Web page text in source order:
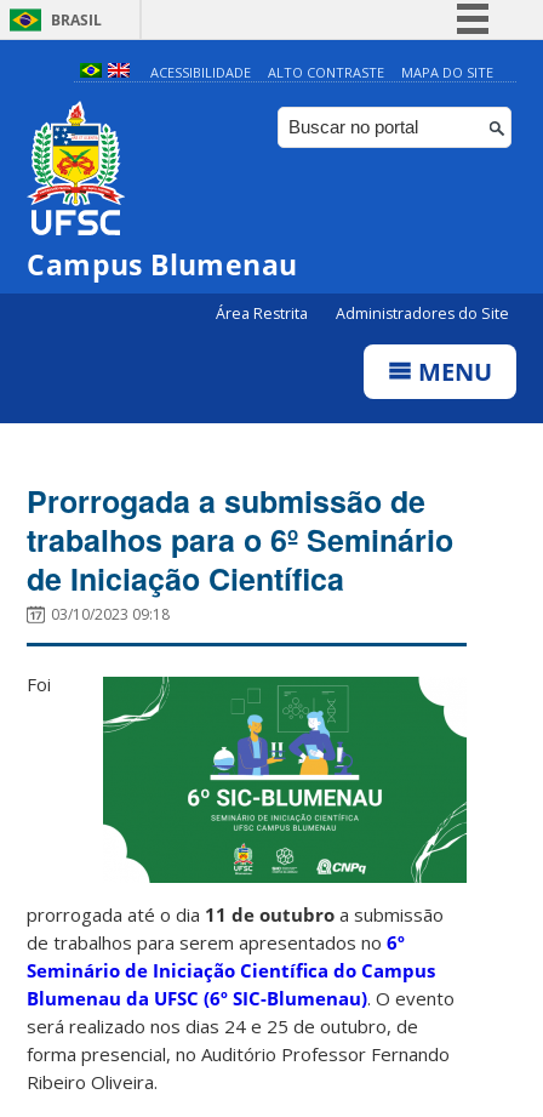
BRASIL
Simplifique!
Comunica BR
Participe
ACESSIBILIDADE ALTO CONTRASTE MAPA DO SITE
Campus Blumenau
Área Restrita Administradores do Site
MENU
Prorrogada a submissão de
trabalhos para o 6º Seminário
de Iniciação Científica
03/10/2023 09:18
Foi
prorrogada até o dia 11 de outubro a submissão
de trabalhos para serem apresentados no6º
Seminário de Iniciação Científica do Campus
Blumenau da UFSC (6º SIC-Blumenau). O evento
será realizado nos dias 24 e 25 de outubro, de
forma presencial, no Auditório Professor Fernando
Ribeiro Oliveira.